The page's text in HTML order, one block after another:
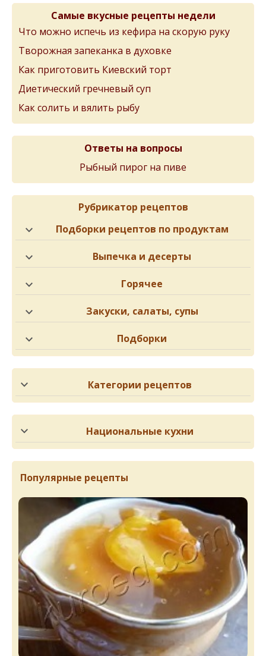
Самые вкусные рецепты недели
Что можно испечь из кефира на скорую руку
Творожная запеканка в духовке
Как приготовить Киевский торт
Диетический гречневый суп
Как солить и вялить рыбу
Ответы на вопросы
Рыбный пирог на пиве
Рубрикатор рецептов
Подборки рецептов по продуктам
Выпечка и десерты
Горячее
Закуски, салаты, супы
Подборки
Категории рецептов
Национальные кухни
Популярные рецепты